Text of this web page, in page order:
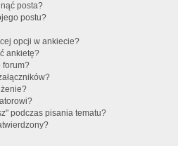
posta?
postu?
opcji w ankiecie?
ankietę?
forum?
podczas pisania tematu?